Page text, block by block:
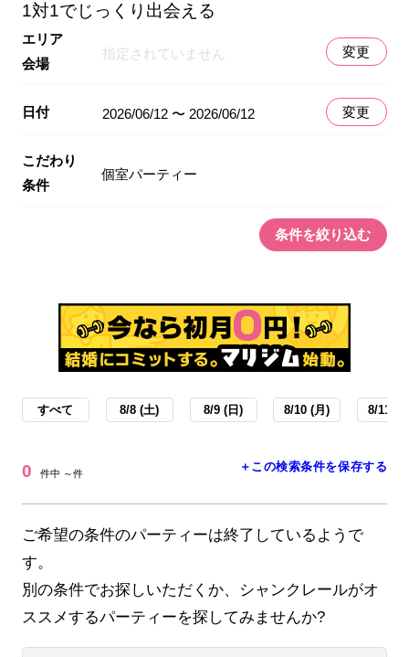
1対1でじっくり出会える
エリア
会場
指定されていません 変更
日付 2026/06/12 〜 2026/06/12 変更
こだわり
条件
個室パーティー
条件を絞り込む
すべて 8/8 (土) 8/9 (日) 8/10 (月) 8/11 (
0 件中 ～件 ＋この検索条件を保存する
ご希望の条件のパーティーは終了しているようで
す。
別の条件でお探しいただくか、シャンクレールがオ
ススメするパーティーを探してみませんか?